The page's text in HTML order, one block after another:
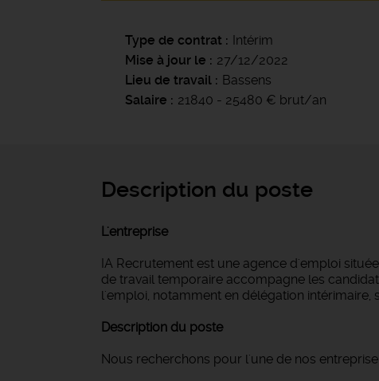
Type de contrat
Intérim
Mise à jour le
27/12/2022
Lieu de travail
Bassens
Salaire
21840 - 25480 € brut/an
Description du poste
L'entreprise
IA Recrutement est une agence d'emploi
de travail temporaire accompagne les
l'emploi, notamment en délégation intérimaire,
Description du poste
Nous recherchons pour l'une de nos